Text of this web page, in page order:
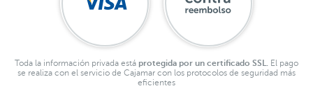
Toda la información privada está protegida por un certificado SSL.
El pago
se realiza con el servicio de Cajamar con los protocolos de seguridad más
eficientes